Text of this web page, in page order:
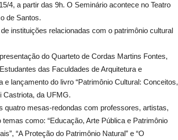
4, a partir das 9h. O Seminário acontece no Teatro
de Santos.
instituições relacionadas com o patrimônio cultural
do Quarteto de Cordas Martins Fontes,
das Faculdades de Arquitetura e
lançamento do livro “Patrimônio Cultural: Conceitos,
Castriota, da UFMG.
quatro mesas-redondas com professores, artistas,
como: “Educação, Arte Pública e Patrimônio
“A Proteção do Patrimônio Natural” e “O